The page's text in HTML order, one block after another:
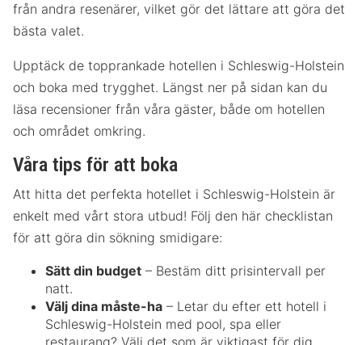
från andra resenärer, vilket gör det lättare att göra det
bästa valet.
Upptäck de topprankade hotellen i Schleswig-Holstein
och boka med trygghet. Längst ner på sidan kan du
läsa recensioner från våra gäster, både om hotellen
och området omkring.
Våra tips för att boka
Att hitta det perfekta hotellet i Schleswig-Holstein är
enkelt med vårt stora utbud! Följ den här checklistan
för att göra din sökning smidigare:
Sätt din budget – Bestäm ditt prisintervall per
natt.
Välj dina måste-ha – Letar du efter ett hotell i
Schleswig-Holstein med pool, spa eller